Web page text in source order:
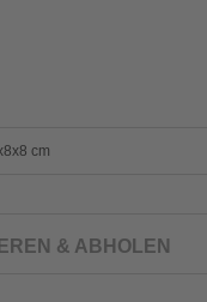
cm
& ABHOLEN